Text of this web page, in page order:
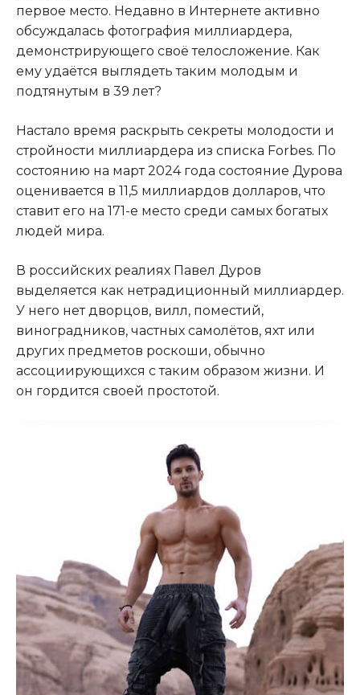
первое место. Недавно в Интернете активно
обсуждалась фотография миллиардера,
демонстрирующего своё телосложение. Как
ему удаётся выглядеть таким молодым и
подтянутым в 39 лет?
Настало время раскрыть секреты молодости и
стройности миллиардера из списка Forbes. По
состоянию на март 2024 года состояние Дурова
оценивается в 11,5 миллиардов долларов, что
ставит его на 171-е место среди самых богатых
людей мира.
В российских реалиях Павел Дуров
выделяется как нетрадиционный миллиардер.
У него нет дворцов, вилл, поместий,
виноградников, частных самолётов, яхт или
других предметов роскоши, обычно
ассоциирующихся с таким образом жизни. И
он гордится своей простотой.